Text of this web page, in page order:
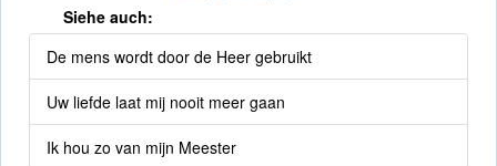
Siehe auch:
De mens wordt door de Heer gebruikt
Uw liefde laat mij nooit meer gaan
Ik hou zo van mijn Meester